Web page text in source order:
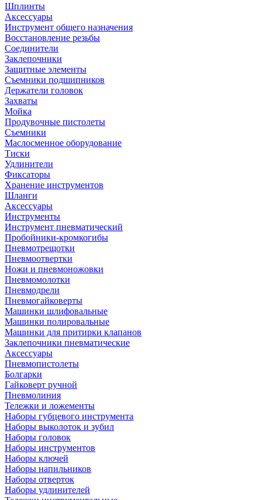
Шплинты
Аксессуары
Инструмент общего назначения
Восстановление резьбы
Соединители
Заклепочники
Защитные элементы
Съемники подшипников
Держатели головок
Захваты
Мойка
Продувочные пистолеты
Съемники
Маслосменное оборудование
Тиски
Удлинители
Фиксаторы
Хранение инструментов
Шланги
Аксессуары
Инструменты
Инструмент пневматический
Пробойники-кромкогибы
Пневмотрещотки
Пневмоотвертки
Ножи и пневмоножовки
Пневмомолотки
Пневмодрели
Пневмогайковерты
Машинки шлифовальные
Машинки полировальные
Машинки для притирки клапанов
Заклепочники пневматические
Аксессуары
Пневмопистолеты
Болгарки
Гайковерт ручной
Пневмолиния
Тележки и ложементы
Наборы губцевого инструмента
Наборы выколоток и зубил
Наборы головок
Наборы инструментов
Наборы ключей
Наборы напильников
Наборы отверток
Наборы удлинителей